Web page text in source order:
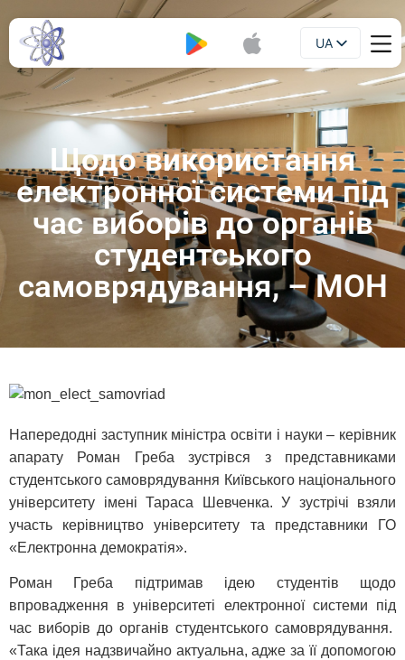
UA
EN
Щодо використання
електронної системи під
час виборів до органів
студентського
самоврядування, – МОН
Напередодні заступник міністра освіти і науки – керівник
апарату Роман Греба зустрівся з представниками
студентського самоврядування Київського національного
університету імені Тараса Шевченка. У зустрічі взяли
участь керівництво університету та представники ГО
«Електронна демократія».
Роман Греба підтримав ідею студентів щодо
впровадження в університеті електронної системи під
час виборів до органів студентського самоврядування.
«Така ідея надзвичайно актуальна, адже за її допомогою